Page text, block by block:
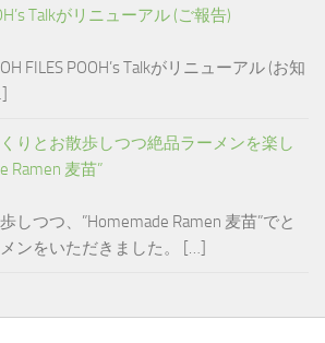
Talkがリニューアル (ご報告)
FILES POOH’s Talkがリニューアル (お知
りとお散歩しつつ絶品ラーメンを楽し
Ramen 麦苗”
しつつ、”Homemade Ramen 麦苗”でと
ンをいただきました。 […]